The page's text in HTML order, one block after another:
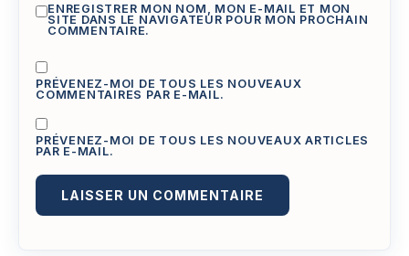
ENREGISTRER MON NOM, MON E-MAIL ET MON
SITE DANS LE NAVIGATEUR POUR MON PROCHAIN
COMMENTAIRE.
PRÉVENEZ-MOI DE TOUS LES NOUVEAUX
COMMENTAIRES PAR E-MAIL.
PRÉVENEZ-MOI DE TOUS LES NOUVEAUX ARTICLES
PAR E-MAIL.